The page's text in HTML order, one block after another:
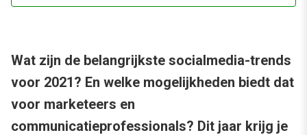
Wat zijn de belangrijkste socialmedia-trends
voor 2021? En welke mogelijkheden biedt dat
voor marketeers en
communicatieprofessionals? Dit jaar krijg je